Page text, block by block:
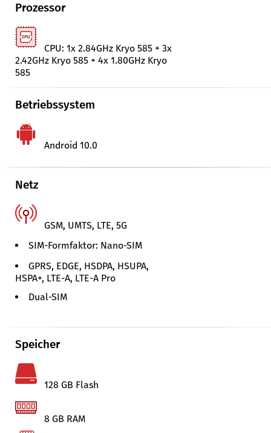
Prozessor
CPU: 1x 2.84GHz Kryo 585 + 3x
2.42GHz Kryo 585 + 4x 1.80GHz Kryo
585
Betriebssystem
Android 10.0
Netz
GSM, UMTS, LTE, 5G
SIM-Formfaktor: Nano-SIM
GPRS, EDGE, HSDPA, HSUPA,
HSPA+, LTE-A, LTE-A Pro
Dual-SIM
Speicher
128 GB Flash
8 GB RAM